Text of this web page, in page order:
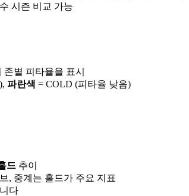
시즌 비교 가능
존별 피타율을 표시
파란색 = COLD (피타율 낮음)
드 추이
, 중계는 홀드가 주요 지표
다